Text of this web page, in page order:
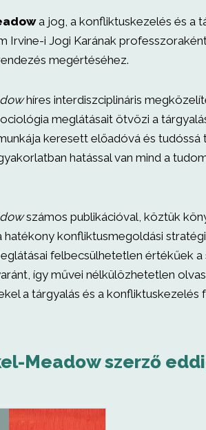
a jog, a konfliktuskezelés és a
Irvine-i Jogi Karának
megértéséhez.
híres interdiszciplináris
meglátásait ötvözi a
keresett előadóvá és tudóssá
hatással van mind a
számos publikációval, köztük
hatékony konfliktusmegoldási
felbecsülhetetlen értékűek
így művei nélkülözhetetlen
a tárgyalás és a konfliktuskezelés
Meadow szerző